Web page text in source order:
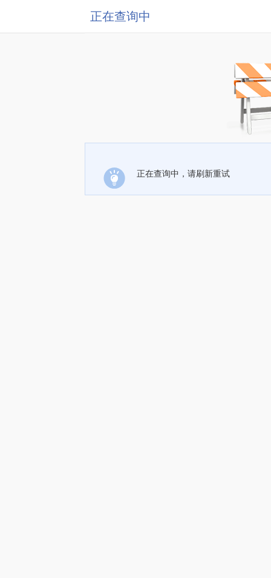
正在查询中
正在查询中，请刷新重试